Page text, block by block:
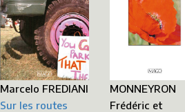
Marcelo FREDIANI
Sur les routes
MONNEYRON
Frédéric et